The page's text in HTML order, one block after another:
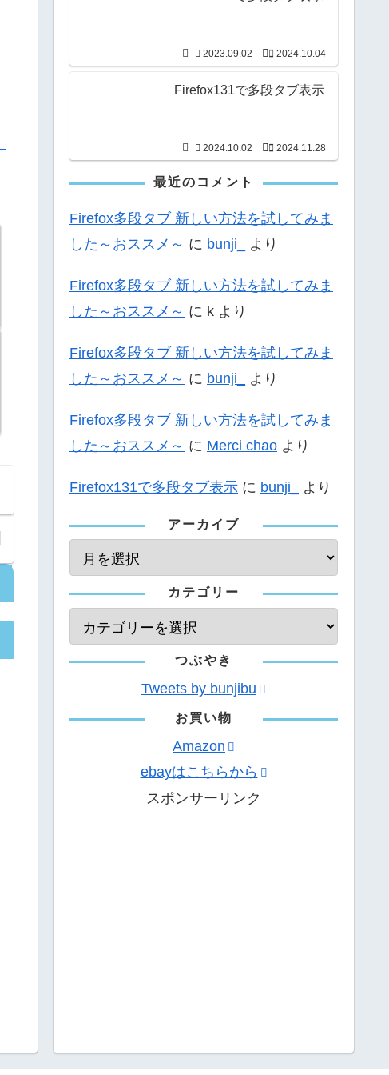
2023.09.02 2024.10.04
Firefox131で多段タブ表示
2024.10.02 2024.11.28
最近のコメント
Firefox多段タブ 新しい方法を試してみま
した～おススメ～ に bunji_ より
Firefox多段タブ 新しい方法を試してみま
した～おススメ～ に k より
Firefox多段タブ 新しい方法を試してみま
した～おススメ～ に bunji_ より
Firefox多段タブ 新しい方法を試してみま
した～おススメ～ に Merci chao より
Firefox131で多段タブ表示 に bunji_ より
アーカイブ
カテゴリー
つぶやき
Tweets by bunjibu
お買い物
Amazon
ebayはこちらから
スポンサーリンク